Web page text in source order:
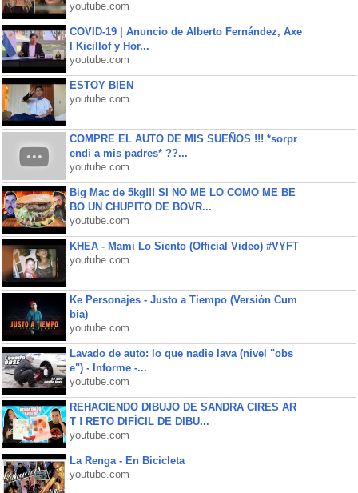
youtube.com
COVID-19 | Anuncio de Alberto Fernández, Axe
l Kicillof y Hor...
youtube.com
ESTOY BIEN
youtube.com
COMPRE EL AUTO DE MIS SUEÑOS !!! *sorpr
endi a mis padres* ??...
youtube.com
Big Mac de 5kg!!! SI NO ME LO COMO ME BE
BO UN CHUPITO DE BOVR...
youtube.com
KHEA - Mami Lo Siento (Official Video) #VYFT
youtube.com
Ke Personajes - Justo a Tiempo (Versión Cum
bia)
youtube.com
Lavado de auto: lo que nadie lava (nivel "obs
e") - Informe -...
youtube.com
REHACIENDO DIBUJO DE SANDRA CIRES AR
T ! RETO DIFÍCIL DE DIBU...
youtube.com
La Renga - En Bicicleta
youtube.com